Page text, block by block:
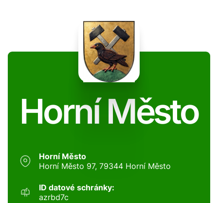
Horní Město
Horní Město
Horní Město 97, 79344 Horní Město
ID datové schránky:
azrbd7c